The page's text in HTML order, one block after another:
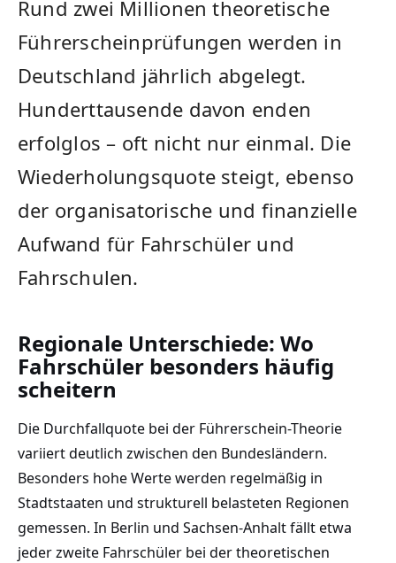
Rund zwei Millionen theoretische
Führerscheinprüfungen werden in
Deutschland jährlich abgelegt.
Hunderttausende davon enden
erfolglos – oft nicht nur einmal. Die
Wiederholungsquote steigt, ebenso
der organisatorische und finanzielle
Aufwand für Fahrschüler und
Fahrschulen.
Regionale Unterschiede: Wo
Fahrschüler besonders häufig
scheitern
Die Durchfallquote bei der Führerschein-Theorie
variiert deutlich zwischen den Bundesländern.
Besonders hohe Werte werden regelmäßig in
Stadtstaaten und strukturell belasteten Regionen
gemessen. In Berlin und Sachsen-Anhalt fällt etwa
jeder zweite Fahrschüler bei der theoretischen